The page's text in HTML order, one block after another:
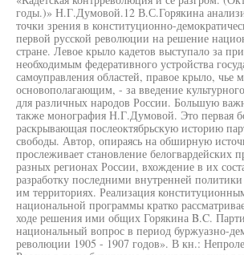
годы.)» Н.Г.Думовой.12 В.С.Горякина
точки зрения в конституционно-
первой русской революции на решение
стране. Левое крыло кадетов выступало за
необходимым федеративного устройства
самоуправления областей, правое крыло, чье
основополагающим, - за введение
для различных народов России. Большую
также монография Н.Г.Думовой. Это первая
раскрывающая послеоктябрьскую историю
свободы. Автор, опираясь на обширную
прослеживает становление белогвардейских
разных регионах России, вхождение в их
разработку последними внутренней
им территориях. Реализация
национальной программы кратко
ходе решения ими общих Горякина B.C.
национальный вопрос в период буржуазно-
революции 1905 - 1907 годов». В кн.: